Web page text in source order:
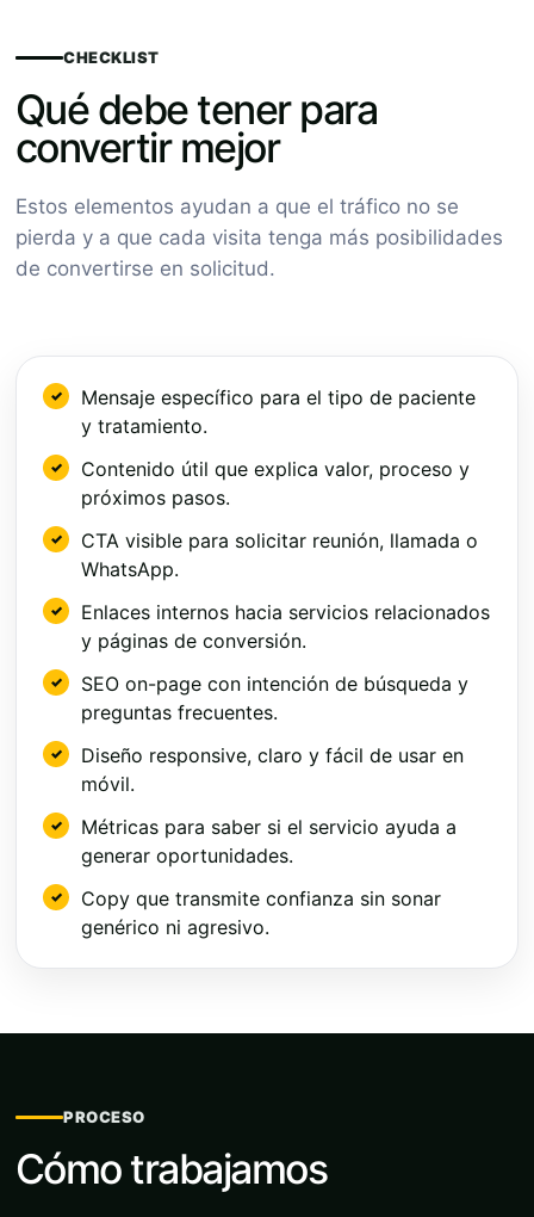
CHECKLIST
Qué debe tener para
convertir mejor
Estos elementos ayudan a que el tráfico no se
pierda y a que cada visita tenga más posibilidades
de convertirse en solicitud.
Mensaje específico para el tipo de paciente
y tratamiento.
Contenido útil que explica valor, proceso y
próximos pasos.
CTA visible para solicitar reunión, llamada o
WhatsApp.
Enlaces internos hacia servicios relacionados
y páginas de conversión.
SEO on-page con intención de búsqueda y
preguntas frecuentes.
Diseño responsive, claro y fácil de usar en
móvil.
Métricas para saber si el servicio ayuda a
generar oportunidades.
Copy que transmite confianza sin sonar
genérico ni agresivo.
PROCESO
Cómo trabajamos